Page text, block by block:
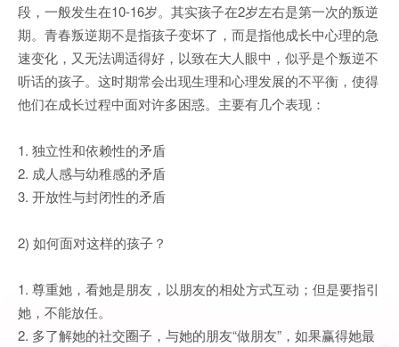
段，一般发生在10-16岁。其实孩子在2岁左右是第一次的叛逆
期。青春叛逆期不是指孩子变坏了，而是指他成长中心理的急
速变化，又无法调适得好，以致在大人眼中，似乎是个叛逆不
听话的孩子。这时期常会出现生理和心理发展的不平衡，使得
他们在成长过程中面对许多困惑。主要有几个表现：
1. 独立性和依赖性的矛盾
2. 成人感与幼稚感的矛盾
3. 开放性与封闭性的矛盾
2) 如何面对这样的孩子？
1. 尊重她，看她是朋友，以朋友的相处方式互动；但是要指引
她，不能放任。
2. 多了解她的社交圈子，与她的朋友“做朋友”，如果赢得她最